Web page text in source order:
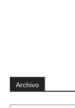
Archivo
Archivo